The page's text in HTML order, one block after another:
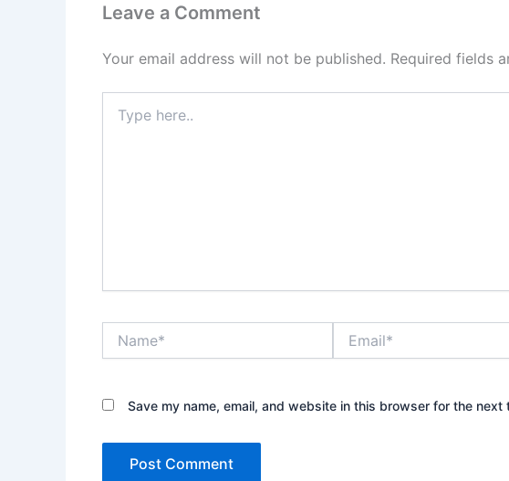
Leave a Comment
Your email address will not be published. Required fields
here..
Save my name, email, and website in this browser for the next